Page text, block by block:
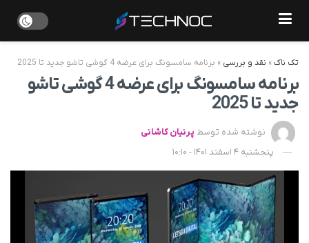
تک ناک» نقد و بررسی » برنامه سامسونگ برای عرضه 4 گوشی تاشو جدید تا 2025
برنامه سامسونگ برای عرضه 4 گوشی تاشو
جدید تا 2025
نوشته شده توسط پرنیان کاشانی
پنجشنبه 4 اسفند 1401 - 10:10